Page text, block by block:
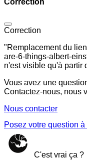
Correction
Correction
"Remplacement du
are-6-things-albert-
n'est visible qu'à partir
Vous avez une
Contactez-nous, nous
Nous contacter
Posez votre question à
C'est vrai ça ?